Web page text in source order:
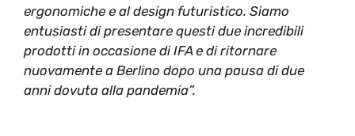
ergonomiche e al design futuristico. Siamo
entusiasti di presentare questi due incredibili
prodotti in occasione di IFA e di ritornare
nuovamente a Berlino dopo una pausa di due
anni dovuta alla pandemia”.